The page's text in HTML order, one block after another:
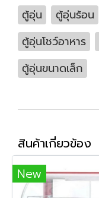
ตู้อุ่น ตู้อุ่นร้อน
ตู้อุ่นโชว์อาหาร
ตู้อุ่นขนาดเล็ก
สินค้าเกี่ยวข้อง
New